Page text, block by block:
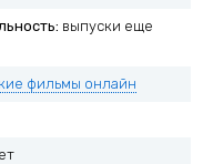
выпуски еще
фильмы онлайн